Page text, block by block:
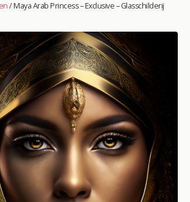
/Maya Arab Princess – Exclusive – Glasschilderij